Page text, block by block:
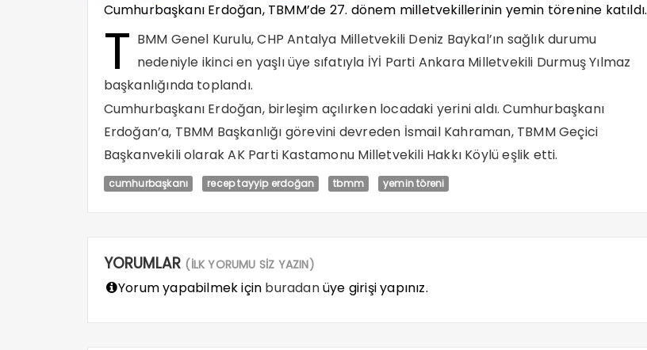
Cumhurbaşkanı Erdoğan, TBMM’de 27. dönem milletvekillerinin yemin törenine katıldı.
T BMM Genel Kurulu, CHP Antalya Milletvekili Deniz Baykal’ın sağlık durumu
nedeniyle ikinci en yaşlı üye sıfatıyla İYİ Parti Ankara Milletvekili Durmuş Yılmaz
başkanlığında toplandı.
Cumhurbaşkanı Erdoğan, birleşim açılırken locadaki yerini aldı. Cumhurbaşkanı
Erdoğan’a, TBMM Başkanlığı görevini devreden İsmail Kahraman, TBMM Geçici
Başkanvekili olarak AK Parti Kastamonu Milletvekili Hakkı Köylü eşlik etti.
cumhurbaşkanı recep tayyip erdoğan tbmm yemin töreni
YORUMLAR (İLK YORUMU SİZ YAZIN)
Yorum yapabilmek için buradanüye girişi yapınız.